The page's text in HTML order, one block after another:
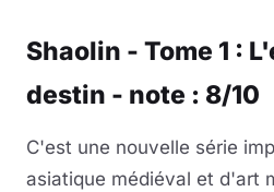
Shaolin - Tome 1 :
destin - note : 8/10
C'est une nouvelle série
asiatique médiéval et d'art